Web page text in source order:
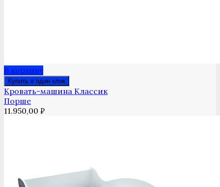
В корзину
Купить в один клик
Кровать-машина Классик
Порше
11.950,00 ₽